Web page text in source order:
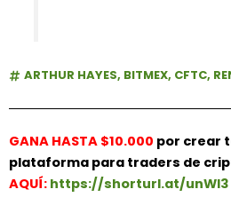
ARTHUR HAYES, BITMEX, CFTC,
GANA HASTA $10.000 por crear
plataforma para traders de
AQUÍ: https://shorturl.at/unWl3